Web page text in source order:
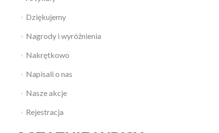
Dziękujemy
Nagrody i wyróżnienia
Nakrętkowo
Napisali o nas
Nasze akcje
Rejestracja